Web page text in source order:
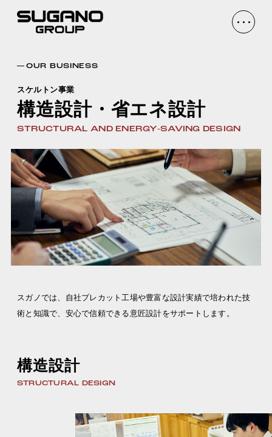
OUR BUSINESS
スケルトン事業
構造設計・省エネ設計
STRUCTURAL AND ENERGY-SAVING DESIGN
スガノでは、自社プレカット工場や豊富な設計実績で培われた技
術と知識で、 安心で信頼できる意匠設計をサポートします。
構造設計
STRUCTURAL DESIGN